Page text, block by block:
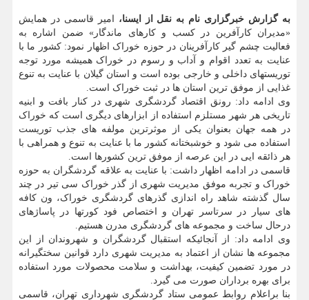
به گزارش خبرگزاری نام به نقل از ایسنا، امیر قاسمی در همایش
«مدیران کارآفرین در کسب و کارهای ماندگار» ضمن اشاره به
فعالیت چشم گیر کارآفرینان در حوزه خوراک اظهار نمود: کشور ما با
عنایت به تعدد اقوام و آداب و رسوم در خوراک همیشه مورد توجه
توریستهای داخلی و خارجی بوده است و استان گیلان با عنایت به تنوع
غذایی از موفق ترین استان ها در ثبت خوراک است.
وی ادامه داد: رونق اقتصاد گردشگری شهری در کنار بافت و ابنیه
تاریخی هر شهر مستلزم استفاده از ابزارهای دیگری است که خوراک
در همه جهان بعنوان یکی از موثرترین مولفه های جذب توریست
استفاده می شود و خوشبختانه کشور ما با عنایت به تنوع و همراهی با
هر ذائقه ایی در این عرصه از موفق ترین کشورها است.
قاسمی در ادامه اظهار داشت: با عنایت به علاقه گردشگران به حوزه
خوراک و تجربه موفق مدیریت شهری از گذر خوراک سی تیر در چند
سال گذشته شاهد راه اندازی گذرهای گردشگری خوراک، ون کافه
های سیار در سرتاسر تهران و اختصاص فود کورتها در پاساژهای
درحال ساخت و مجموعه های گردشگری مدرن هستیم.
وی ادامه داد: از آنجائیکه استقبال گردشگران و شهروندان از این
مجموعه ها نشان از اعتماد به مدیریت شهری دارد قوانین سختگیرانه
در مورد تضمین کیفیت، بهداشت و سلامت محصولات مورد استفاده
برای بهره برداران صورت می گیرد.
بنا براعلام روابط عمومی ستاد گردشگری شهرداری تهران، قاسمی